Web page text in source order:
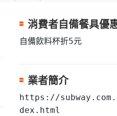
消費者自備餐具優
自備飲料杯折5元
業者簡介
https://
dex.html